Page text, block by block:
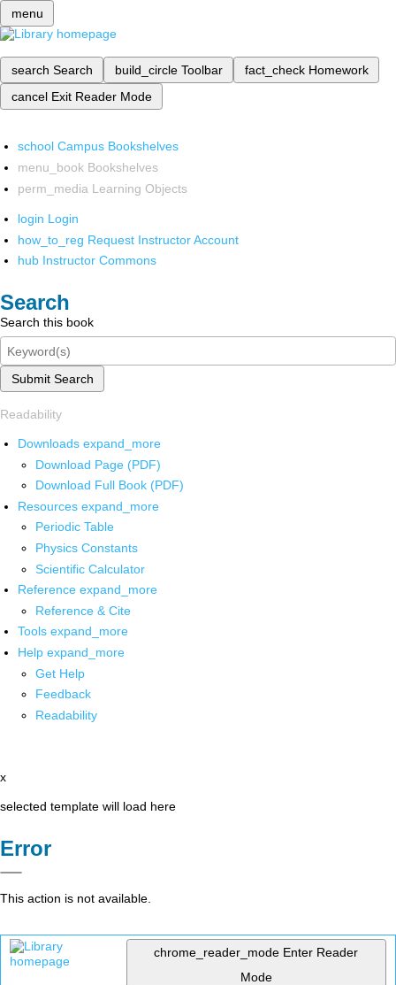
menu
search Search build_circle Toolbar fact_check Homework
cancel Exit Reader Mode
school Campus Bookshelves
menu_book Bookshelves
perm_media Learning Objects
login Login
how_to_reg Request Instructor Account
hub Instructor Commons
Search
Search this book
Submit Search
Readability
Downloads expand_more
Download Page (PDF)
Download Full Book (PDF)
Resources expand_more
Periodic Table
Physics Constants
Scientific Calculator
Reference expand_more
Reference & Cite
Tools expand_more
Help expand_more
Get Help
Feedback
Readability
x
selected template will load here
Error
This action is not available.
chrome_reader_mode Enter Reader
Mode